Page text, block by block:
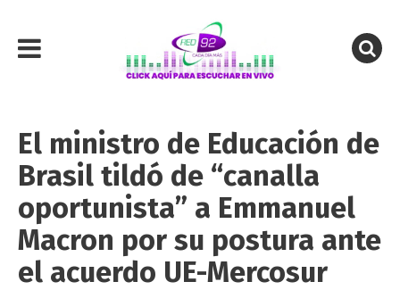
El ministro de Educación de
Brasil tildó de “canalla
oportunista” a Emmanuel
Macron por su postura ante
el acuerdo UE-Mercosur